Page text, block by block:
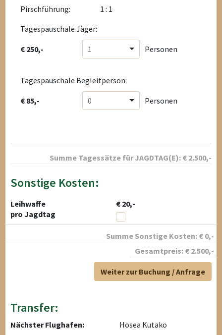
Pirschführung:
1 : 1
Tagespauschale Jäger:
€ 250,- 1 Personen
Tagespauschale Begleitperson:
€ 85,- 0 Personen
Summe Tagessätze fürJAGDTAG(E): € 2.500,-
Sonstige Kosten:
Leihwaffe
€ 20,-
pro Jagdtag
Summe Sonstige Kosten: € 0,-
Gesamtpreis: € 2.500,-
Weiter zur Buchung / Anfrage
Transfer:
Nächster Flughafen:
Hosea Kutako